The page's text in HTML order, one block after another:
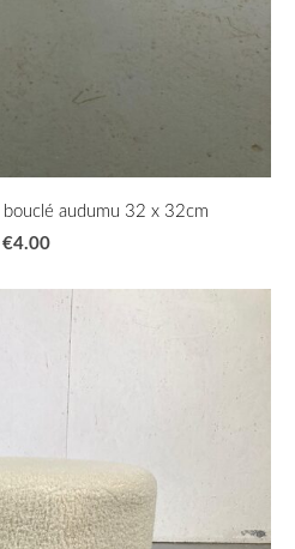
bouclé audumu 32 x 32cm
€4.00